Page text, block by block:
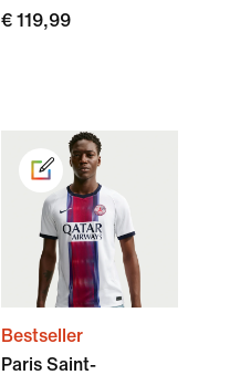
€ 119,99
Bestseller
Paris Saint-